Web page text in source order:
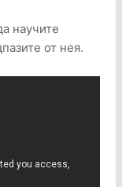
научите
от нея.